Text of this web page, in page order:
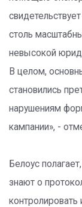
столь
невысокой
В целом,
становились
нарушениям
кампании», -
Белоус
знают о